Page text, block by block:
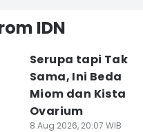
IDN
Serupa tapi Tak
Sama, Ini Beda
Miom dan Kista
Ovarium
8 Aug 2026, 20:07 WIB